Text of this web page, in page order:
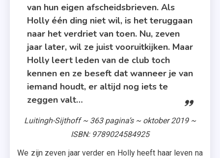
,
Roman
van hun eigen afscheidsbrieven. Als
Holly één ding niet wil, is het teruggaan
naar het verdriet van toen. Nu, zeven
jaar later, wil ze juist vooruitkijken. Maar
Holly leert leden van de club toch
kennen en ze beseft dat wanneer je van
iemand houdt, er altijd nog iets te
zeggen valt…
Luitingh-Sijthoff ~ 363 pagina’s ~ oktober 2019 ~
ISBN: 9789024584925
We zijn zeven jaar verder en Holly heeft haar leven na